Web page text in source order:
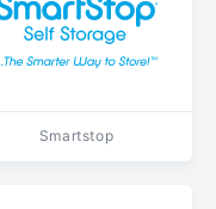
Smartstop